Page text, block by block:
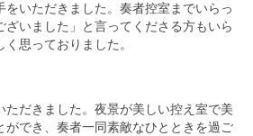
をいただきました。奏者控室までいらっ
ざいました」と言ってくださる方もいら
思っておりました。
ただきました。夜景が美しい控え室で美
ができ、奏者一同素敵なひとときを過ご